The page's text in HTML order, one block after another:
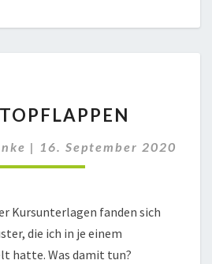
TOPFLAPPEN
| 16. September 2020
Kursunterlagen fanden sich
die ich in je einem
hatte. Was damit tun?